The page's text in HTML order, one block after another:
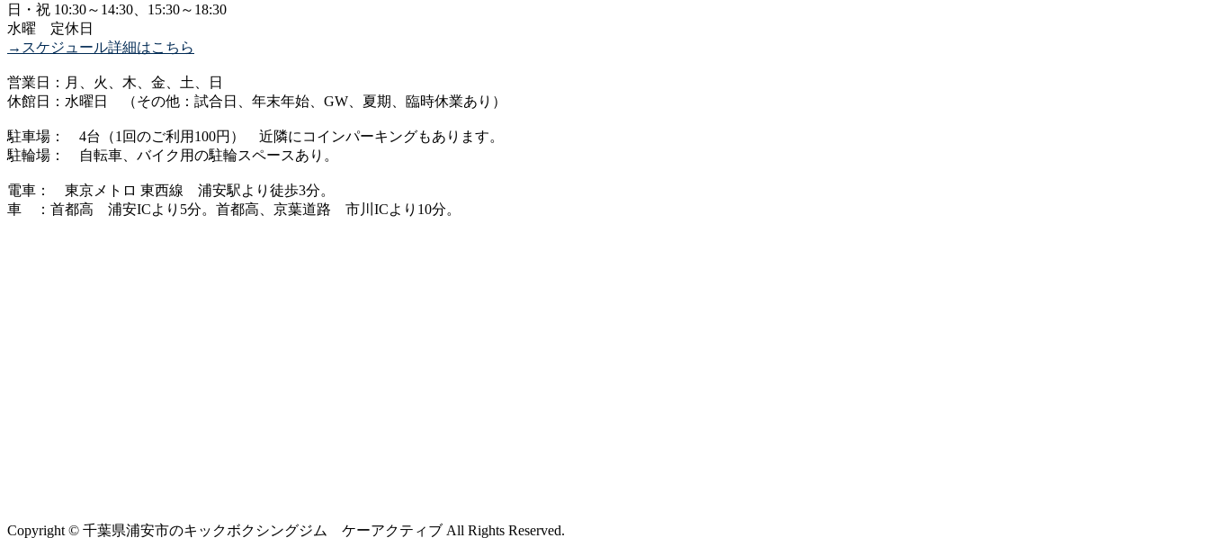
日・祝 10:30～14:30、15:30～18:30
水曜 定休日
→スケジュール詳細はこちら
営業日：月、火、木、金、土、日
休館日：水曜日 （その他：試合日、年末年始、GW、夏期、臨時休業あり）
駐車場： 4台（1回のご利用100円） 近隣にコインパーキングもあります。
駐輪場： 自転車、バイク用の駐輪スペースあり。
電車： 東京メトロ 東西線 浦安駅より徒歩3分。
車 ：首都高 浦安ICより5分。首都高、京葉道路 市川ICより10分。
Copyright © 千葉県浦安市のキックボクシングジム ケーアクティブ All Rights Reserved.